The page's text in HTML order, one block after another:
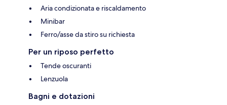
Aria condizionata e riscaldamento
Minibar
Ferro/asse da stiro su richiesta
Per un riposo perfetto
Tende oscuranti
Lenzuola
Bagni e dotazioni